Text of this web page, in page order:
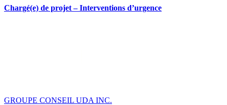
Chargé(e) de projet – Interventions d’urgence
GROUPE CONSEIL UDA INC.